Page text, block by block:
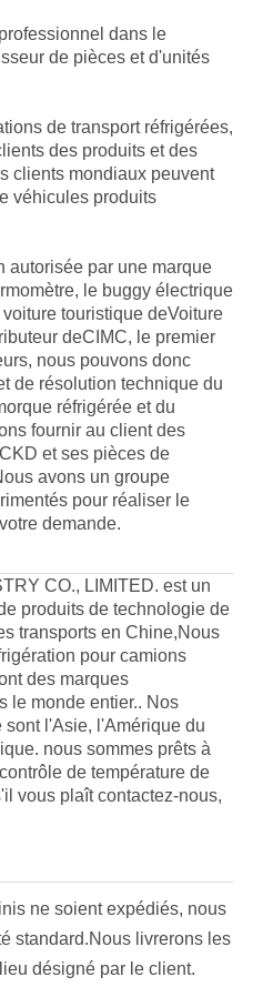
dans le
de pièces et d'unités
de transport réfrigérées,
des produits et des
clients mondiaux peuvent
véhicules produits
autorisée par une marque
, le buggy électrique
touristique deVoiture
deCIMC, le premier
nous pouvons donc
de résolution technique du
réfrigérée et du
fournir au client des
et ses pièces de
avons un groupe
pour réaliser le
demande.
CO., LIMITED. est un
produits de technologie de
transports en Chine,Nous
pour camions
des marques
le monde entier.. Nos
l'Asie, l'Amérique du
nous sommes prêts à
de température de
vous plaît contactez-nous,
ne soient expédiés, nous
standard.Nous livrerons les
désigné par le client.